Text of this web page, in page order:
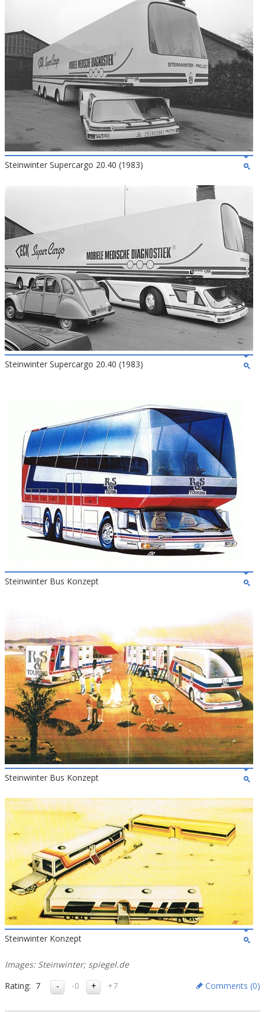
Steinwinter Supercargo 20.40 (1983)
Steinwinter Supercargo 20.40 (1983)
Steinwinter Bus Konzept
Steinwinter Bus Konzept
Steinwinter Konzept
Images: Steinwinter; spiegel.de
Rating: 7 -0 +7 Comments (0)